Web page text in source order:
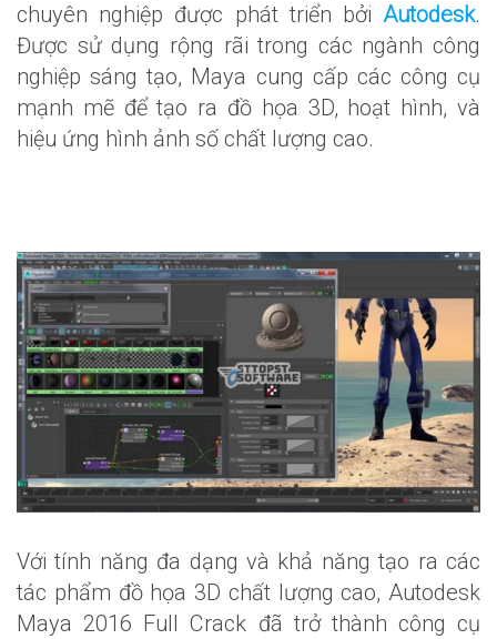
chuyên nghiệp được phát triển bởi Autodesk.
Được sử dụng rộng rãi trong các ngành công
nghiệp sáng tạo, Maya cung cấp các công cụ
mạnh mẽ để tạo ra đồ họa 3D, hoạt hình, và
hiệu ứng hình ảnh số chất lượng cao.
Với tính năng đa dạng và khả năng tạo ra các
tác phẩm đồ họa 3D chất lượng cao, Autodesk
Maya 2016 Full Crack đã trở thành công cụ